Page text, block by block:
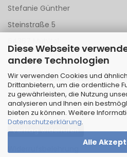
Diese Webseite
andere Technologien
Wir verwenden Cookies und
Drittanbietern, um die ordentliche
zu gewährleisten, die Nutzung
analysieren und Ihnen ein
bieten zu können. Weitere
Datenschutzerklärung.
Alle
Stefanie Günther
Steinstraße 5
Tel 06151 - 148 142
Mail anSchenk-Werke
Vertrag widerrufen